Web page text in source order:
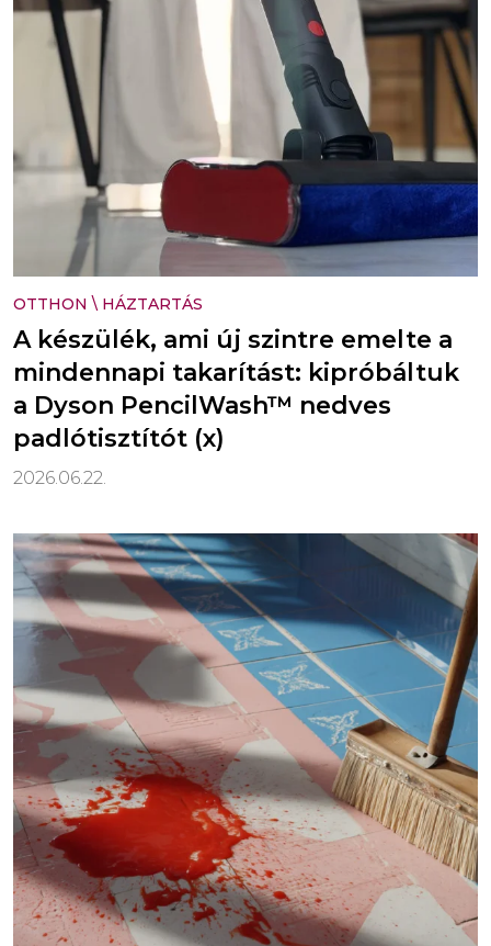
OTTHON \ HÁZTARTÁS
A készülék, ami új szintre emelte a
mindennapi takarítást: kipróbáltuk
a Dyson PencilWash™ nedves
padlótisztítót (x)
2026.06.22.